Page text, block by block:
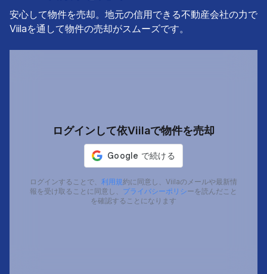
安心して物件を売却。地元の信用できる不動産会社の力で
Viilaを通して物件の売却がスムーズです。
ログインして依Viilaで物件を売却
ログインすることで、 利用規約に同意し、Viilaのメールや最新情
報を受け取ることに同意し、 プライバシーポリシーを読んだこと
を確認することになります